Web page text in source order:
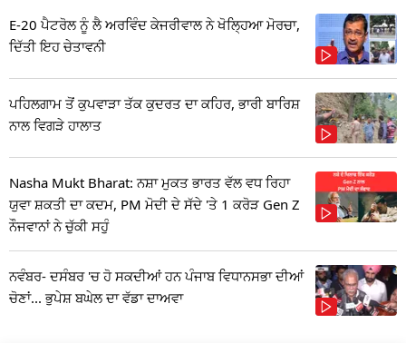
E-20 ਪੈਟਰੋਲ ਨੂੰ ਲੈ ਅਰਵਿੰਦ ਕੇਜਰੀਵਾਲ ਨੇ ਖੋਲ੍ਹਿਆ ਮੋਰਚਾ,
ਦਿੱਤੀ ਇਹ ਚੇਤਾਵਨੀ
ਪਹਿਲਗਾਮ ਤੋਂ ਕੁਪਵਾੜਾ ਤੱਕ ਕੁਦਰਤ ਦਾ ਕਹਿਰ, ਭਾਰੀ ਬਾਰਿਸ਼
ਨਾਲ ਵਿਗੜੇ ਹਾਲਾਤ
Nasha Mukt Bharat: ਨਸ਼ਾ ਮੁਕਤ ਭਾਰਤ ਵੱਲ ਵਧ ਰਿਹਾ
ਯੁਵਾ ਸ਼ਕਤੀ ਦਾ ਕਦਮ, PM ਮੋਦੀ ਦੇ ਸੱਦੇ 'ਤੇ 1 ਕਰੋੜ Gen Z
ਨੌਜਵਾਨਾਂ ਨੇ ਚੁੱਕੀ ਸਹੁੰ
ਨਵੰਬਰ- ਦਸੰਬਰ 'ਚ ਹੋ ਸਕਦੀਆਂ ਹਨ ਪੰਜਾਬ ਵਿਧਾਨਸਭਾ ਦੀਆਂ
ਚੋਣਾਂ... ਭੁਪੇਸ਼ ਬਘੇਲ ਦਾ ਵੱਡਾ ਦਾਅਵਾ